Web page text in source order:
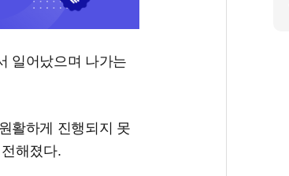
일어났으며 나가는
활하게 진행되지 못
해졌다.